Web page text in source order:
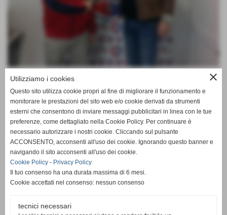
Mario Zenuni con il nostro direttore generale
Si dividono le strade dell'Accademia Borgomanero e Mario
Zenuni, la società prende atto delle dimissioni del direttore
sportivo dell'attività agonistica del settore giovanile per
motivi personali e annuncerà a breve il suo sostituto.
Il Club ringrazia Mario per il lavoro svolto in questi mesi e
gli augura il meglio per un futuro ricco di soddisfazioni in
ambito calcistico e non solo.
close
Utilizziamo i cookies
Questo sito utilizza cookie propri al fine di migliorare il funzionamento e
monitorare le prestazioni del sito web e/o cookie derivati da strumenti
esterni che consentono di inviare messaggi pubblicitari in linea con le tue
preferenze, come dettagliato nella Cookie Policy. Per continuare è
necessario autorizzare i nostri cookie. Cliccando sul pulsante
ACCONSENTO, acconsenti all'uso dei cookie. Ignorando questo banner e
navigando il sito acconsenti all'uso dei cookie.
Cookie Policy - Privacy Policy
Il tuo consenso ha una durata massima di 6 mesi.
Cookie accettati nel consenso: nessun consenso
tecnici necessari